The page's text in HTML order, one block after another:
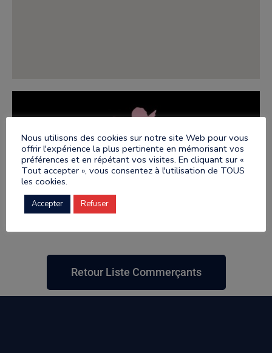
Retour Liste Commerçants
Nous utilisons des cookies sur notre site Web pour vous
offrir l'expérience la plus pertinente en mémorisant vos
préférences et en répétant vos visites. En cliquant sur «
Tout accepter », vous consentez à l'utilisation de TOUS
les cookies.
Accepter Refuser